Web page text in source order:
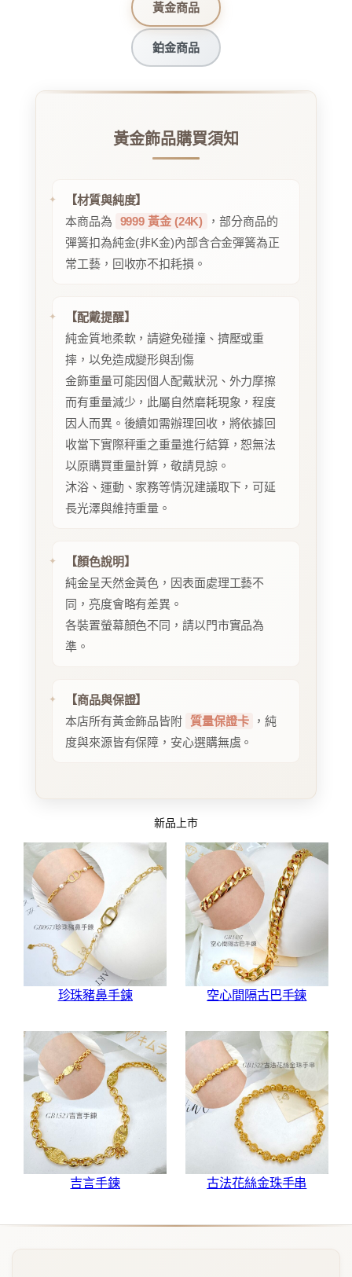
黃金商品
鉑金商品
黃金飾品購買須知
【材質與純度】
本商品為
9999 黃金 (24K)
，部分商品的
彈簧扣為純金(非K金)內部含合金彈簧為正
常工藝，回收亦不扣耗損。
【配戴提醒】
純金質地柔軟，請避免碰撞、擠壓或重
摔，以免造成變形與刮傷
金飾重量可能因個人配戴狀況、外力摩擦
而有重量減少，此屬自然磨耗現象，程度
因人而異。後續如需辦理回收，將依據回
收當下實際秤重之重量進行結算，恕無法
以原購買重量計算，敬請見諒。
沐浴、運動、家務等情況建議取下，可延
長光澤與維持重量。
【顏色說明】
純金呈天然金黃色，因表面處理工藝不
同，亮度會略有差異。
各裝置螢幕顏色不同，請以門市實品為
準。
【商品與保證】
本店所有黃金飾品皆附 質量保證卡
，純
度與來源皆有保障，安心選購無虞。
新品上市
珍珠豬鼻手鍊 空心間隔古巴手鍊
吉言手鍊 古法花絲金珠手串